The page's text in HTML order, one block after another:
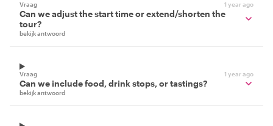
Vraag 1 year ago
Can we adjust the start time or extend/shorten the
tour?
bekijk antwoord
Vraag 1 year ago
Can we include food, drink stops, or tastings?
bekijk antwoord